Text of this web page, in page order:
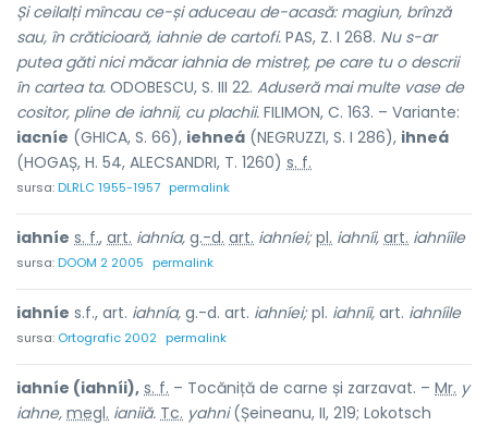
Și ceilalți mîncau ce-și aduceau de-acasă: magiun, brînză
sau, în crăticioară, iahnie de cartofi. PAS, Z. I 268. Nu s-ar
putea găti nici măcar iahnia de mistreț, pe care tu o descrii
în cartea ta. ODOBESCU, S. III 22. Aduseră mai multe vase de
cositor, pline de iahnii, cu plachii. FILIMON, C. 163. – Variante:
iacníe (GHICA, S. 66), iehneá (NEGRUZZI, S. I 286), ihneá
(HOGAȘ, H. 54, ALECSANDRI, T. 1260) s. f.
sursa:DLRLC 1955-1957 permalink
iahníe s. f., art. iahnía, g.-d. art. iahníei; pl. iahníi, art. iahníile
sursa:DOOM 2 2005 permalink
iahníe s.f., art. iahnía, g.-d. art. iahníei;pl. iahníi, art. iahníile
sursa: Ortografic 2002 permalink
iahníe (iahníi), s. f. – Tocăniță de carne și zarzavat. – Mr. y
iahne, megl. ianiiă. Tc. yahni(Șeineanu, II, 219; Lokotsch